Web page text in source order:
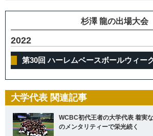
杉澤 龍の出場大会
2022
第30回 ハーレムベースボールウィー
大学代表 関連記事
WCBC初代王者の大学代表 着実
のメンタリティーで栄光続く